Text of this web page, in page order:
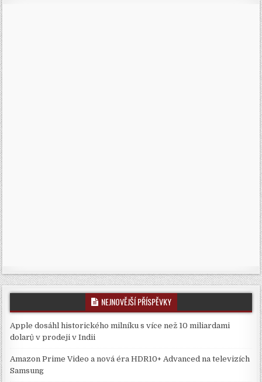
NEJNOVĚJŠÍ PŘÍSPĚVKY
Apple dosáhl historického milníku s více než 10 miliardami
dolarů v prodeji v Indii
Amazon Prime Video a nová éra HDR10+ Advanced na televizích
Samsung